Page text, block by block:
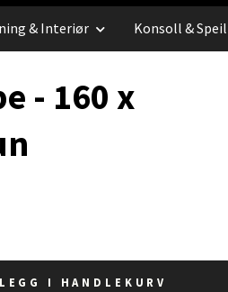
& Interiør Konsoll & Speil
- 160 x
LEGG I HANDLEKURV